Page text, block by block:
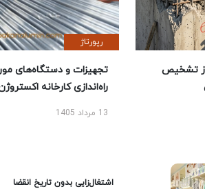
تشخیص
رپورتاژ
تجهیزات و دستگاه‌های
راه‌اندازی کارخانه
13 مرداد 1405
اشتغال‌زایی بدون تاریخ انقضا